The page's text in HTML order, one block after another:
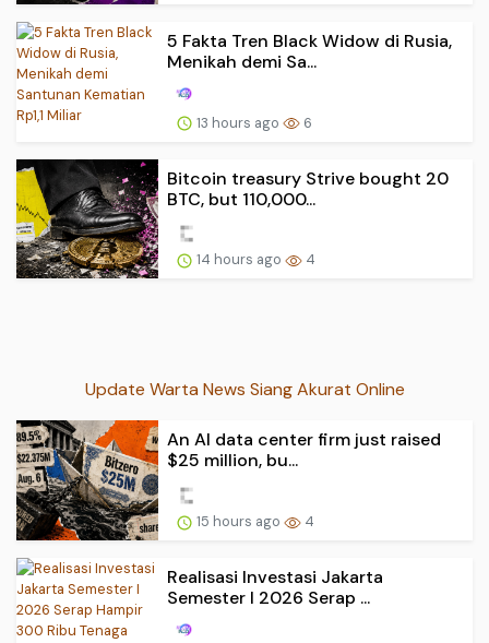
5 Fakta Tren Black Widow di Rusia,
Menikah demi Sa...
13 hours ago 6
Bitcoin treasury Strive bought 20
BTC, but 110,000...
14 hours ago 4
Update Warta News Siang Akurat Online
An AI data center firm just raised
$25 million, bu...
15 hours ago 4
Realisasi Investasi Jakarta
Semester I 2026 Serap ...